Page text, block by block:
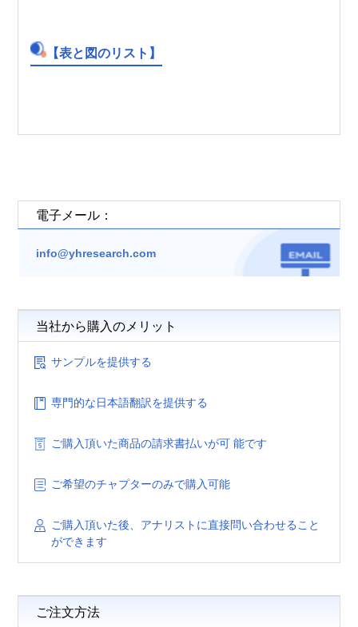
【表と図のリスト】
電子メール：
info@yhresearch.com
当社から購入のメリット
サンプルを提供する
専門的な日本語翻訳を提供する
ご購入頂いた商品の請求書払いが可 能です
ご希望のチャプターのみで購入可能
ご購入頂いた後、アナリストに直接問い合わせること
ができます
ご注文方法